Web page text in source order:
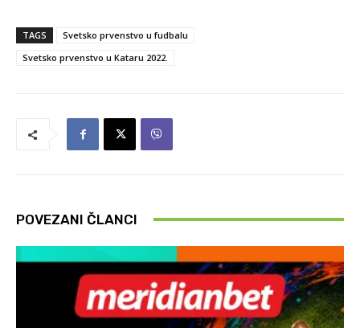
TAGS
Svetsko prvenstvo u fudbalu
Svetsko prvenstvo u Kataru 2022.
POVEZANI ČLANCI